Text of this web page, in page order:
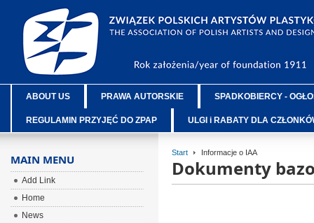
ABOUT US PRAWA AUTORSKIE SPADKOBIERCY -
REGULAMIN PRZYJĘĆ DO ZPAP ULGI i RABATY DLA
Start Informacje o IAA
Dokumenty
MAIN MENU
Add Link
Home
News